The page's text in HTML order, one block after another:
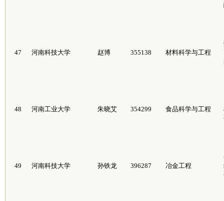
47 河南科技大学 赵博 355138 材料科学与工程
48 河南工业大学 朱晓艾 354299 食品科学与工程
49 河南科技大学 孙铁龙 396287 冶金工程